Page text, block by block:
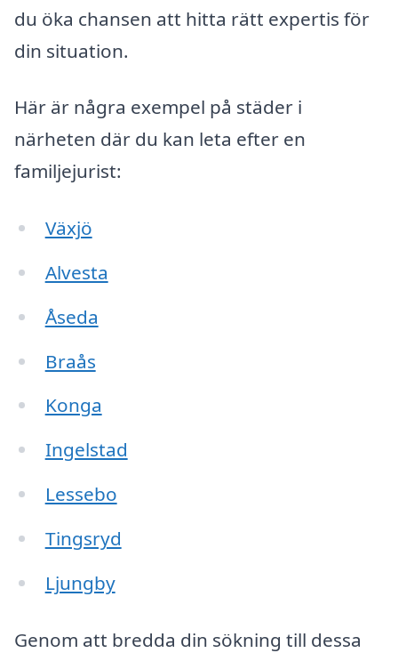
du öka chansen att hitta rätt expertis för
din situation.
Här är några exempel på städer i
närheten där du kan leta efter en
familjejurist:
Växjö
Alvesta
Åseda
Braås
Konga
Ingelstad
Lessebo
Tingsryd
Ljungby
Genom att bredda din sökning till dessa